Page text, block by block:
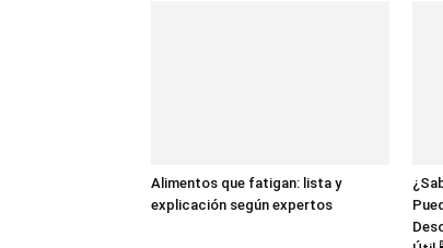
Alimentos que fatigan: lista y
explicación según expertos